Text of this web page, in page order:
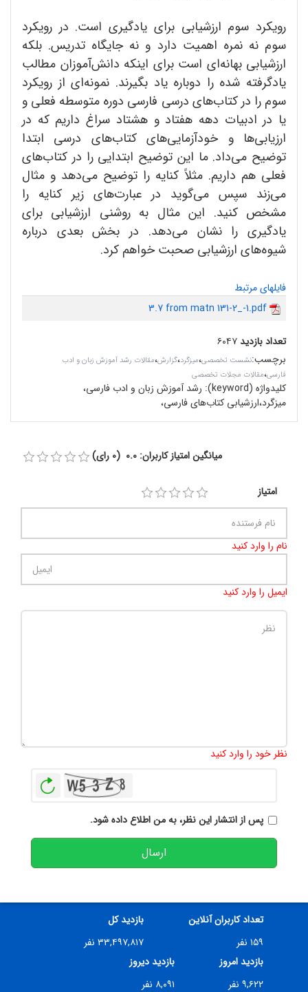
رویکرد سوم ارزشیابی برای یادگیری است. در رویکرد
سوم نه نمره اهمیت دارد و نه جایگاه تدریس. بلکه
ارزشیابی بهانه‌ای است برای اینکه دانش‌آموزان مطالب
یادگرفته شده را دوباره یاد بگیرند. نمونه‌ای از رویکرد
سوم را در کتاب‌های درسی فارسی دوره متوسطه فعلی و
یا در ادبیات دهه هفتاد و هشتاد سراغ داریم که در
ارزیابی‌ها و خودآزمایی‌های کتاب‌های درسی ابتدا
توضیح می‌داد. ما این توضیح ابتدایی را در کتاب‌های
فعلی هم داریم. مثلاً کنایه را توضیح می‌دهد و مثال
می‌زند سپس می‌گوید در عبارت‌های زیر کنایه را
مشخص کنید. این مثال به روشنی ارزشیابی برای
یادگیری را نشان می‌دهد. در بخش بعدی درباره
شیوه‌های ارزشیابی صحبت خواهم کرد.
فایلهای مرتبط
3.7 from matn 131-2_-1.pdf
تعداد بازدید۶۰۴۷
برچسب:نشست تخصصی،میزگرد،گزارش،مقالات رشد آموزش زبان و ادب
فارسی،مقالات مجلات تخصصی
کلیدواژه (keyword):
رشد آموزش زبان و ادب فارسی،
میزگرد،ارزشیابی کتاب‌های فارسی،
میانگین امتیاز کاربران: 0.0 (0 رای)
امتیاز
نام را وارد کنید
ایمیل را وارد کنید
نظر خود را وارد کنید
پس از انتشار این نظر، به من اطلاع داده شود.
ارسال
تعداد کاربران آنلاین
۱۵۹ نفر
بازدید کل
۳۳,۴۹۷,۸۱۷ نفر
بازدید امروز
۹,۶۲۲ نفر
بازدید دیروز
۸,۰۹۱ نفر